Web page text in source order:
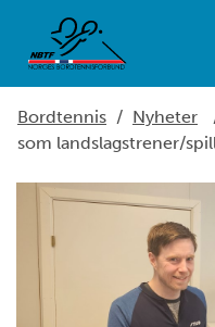
Bordtennis / Nyheter
som landslagstrener/